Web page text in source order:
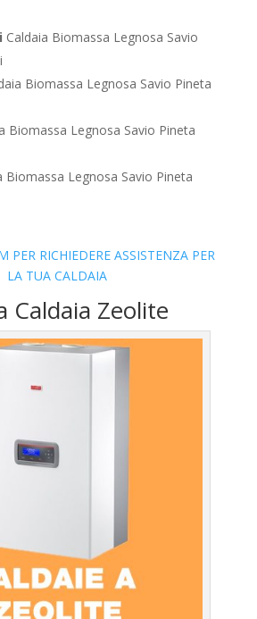
Caldaia Biomassa Legnosa Savio
Biomassa Legnosa Savio Pineta
Biomassa Legnosa Savio Pineta
Biomassa Legnosa Savio Pineta
PER RICHIEDERE ASSISTENZA PER
LA TUA CALDAIA
Caldaia Zeolite